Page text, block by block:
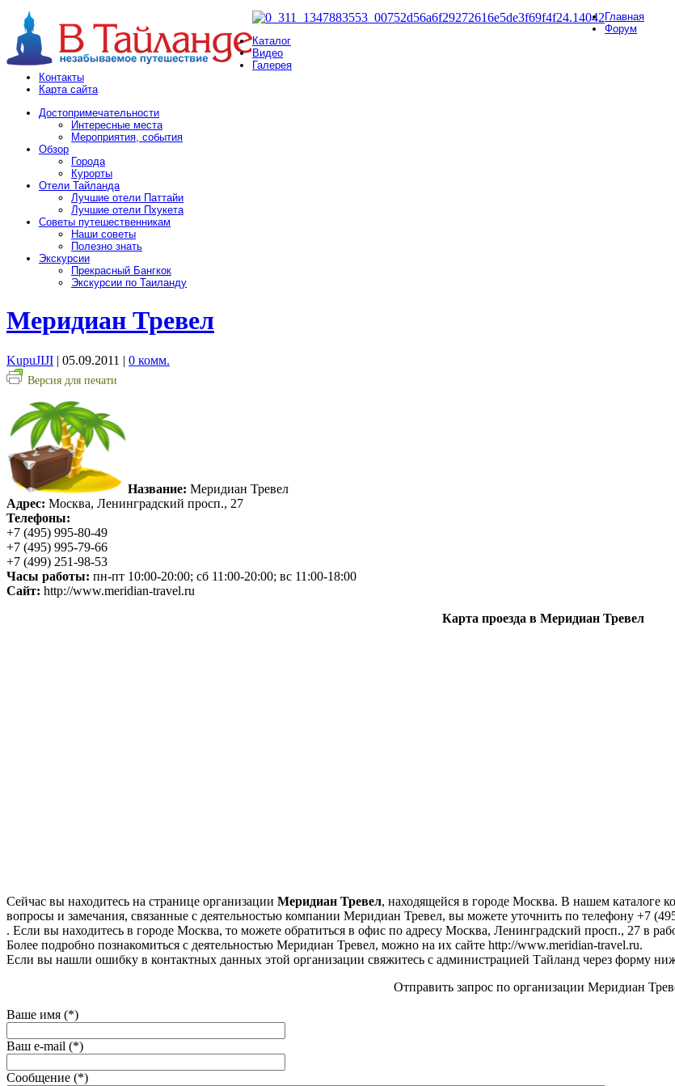
Главная
Форум
Каталог
Видео
Галерея
Контакты
Карта сайта
Достопримечательности
Интересные места
Мероприятия, события
Обзор
Города
Курорты
Отели Тайланда
Лучшие отели Паттайи
Лучшие отели Пхукета
Советы путешественникам
Наши советы
Полезно знать
Экскурсии
Прекрасный Бангкок
Экскурсии по Таиланду
Меридиан Тревел
KupuJIJI | 05.09.2011 | 0 комм.
Версия для печати
Название: Меридиан Тревел
Адрес: Москва, Ленинградский просп., 27
Телефоны:
+7 (495) 995-80-49
+7 (495) 995-79-66
+7 (499) 251-98-53
Часы работы: пн-пт 10:00-20:00; сб 11:00-20:00; вс 11:00-18:00
Сайт: http://www.meridian-travel.ru
Карта проезда в Меридиан Тревел
Сейчас вы находитесь на странице организации Меридиан Тревел, находящейся в городе Москва. В нашем каталоге
вопросы и замечания, связанные с деятельностью компании Меридиан Тревел, вы можете уточнить по телефону +7
. Если вы находитесь в городе Москва, то можете обратиться в офис по адресу Москва, Ленинградский просп., 27 в
Более подробно познакомиться с деятельностью Меридиан Тревел, можно на их сайте http://www.meridian-travel.ru.
Если вы нашли ошибку в контактных данных этой организации свяжитесь с администрацией Тайланд через форму
Отправить запрос по организации Меридиан
Ваше имя (*)
Ваш e-mail (*)
Сообщение (*)